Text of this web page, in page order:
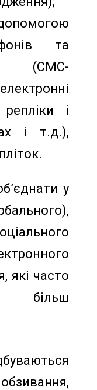
та
(СМС-
і
і т.д.),
у
які часто
більш